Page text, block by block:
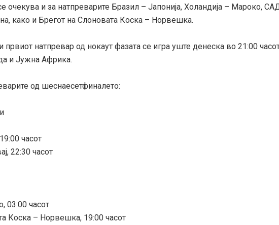
очекува и за натпреварите Бразил – Јапонија, Холандија – Мароко,
како и Брегот на Слоновата Коска – Норвешка.
првиот натпревар од нокаут фазата се игра уште денеска во 21:00
и Јужна Африка.
од шеснаесетфиналето:
часот
22:30 часот
03:00 часот
Коска – Норвешка, 19:00 часот